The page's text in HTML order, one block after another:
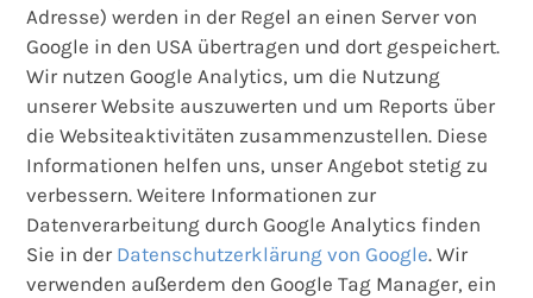
Adresse) werden in der Regel an einen Server von
Google in den USA übertragen und dort gespeichert.
Wir nutzen Google Analytics, um die Nutzung
unserer Website auszuwerten und um Reports über
die Websiteaktivitäten zusammenzustellen. Diese
Informationen helfen uns, unser Angebot stetig zu
verbessern. Weitere Informationen zur
Datenverarbeitung durch Google Analytics finden
Sie in der Datenschutzerklärung von Google. Wir
verwenden außerdem den Google Tag Manager, ein